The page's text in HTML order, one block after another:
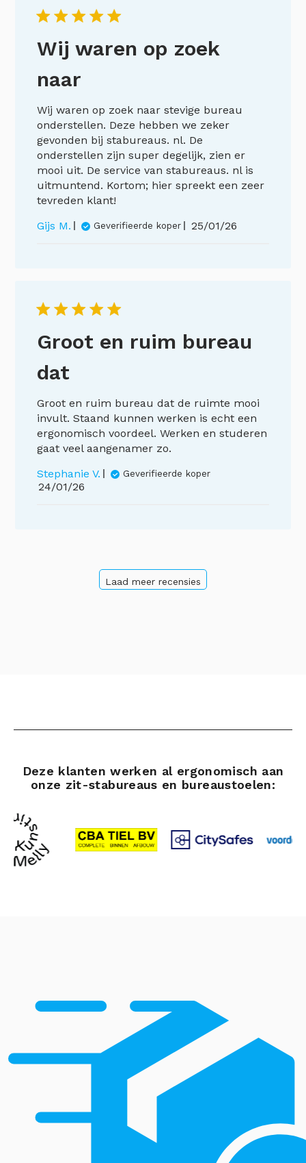
Wij waren op zoek
naar
Wij waren op zoek naar stevige bureau
onderstellen. Deze hebben we zeker
gevonden bij stabureaus. nl. De
onderstellen zijn super degelijk, zien er
mooi uit. De service van stabureaus. nl is
uitmuntend. Kortom; hier spreekt een zeer
tevreden klant!
Gijs M.
Geverifieerde koper Publicatiedatum
25/01/26
Groot en ruim bureau
dat
Groot en ruim bureau dat de ruimte mooi
invult. Staand kunnen werken is echt een
ergonomisch voordeel. Werken en studeren
gaat veel aangenamer zo.
Stephanie V.
Geverifieerde koper
Publicatiedatum
24/01/26
Laad meer recensies
Deze klanten werken al ergonomisch aan
onze zit-stabureaus en bureaustoelen: